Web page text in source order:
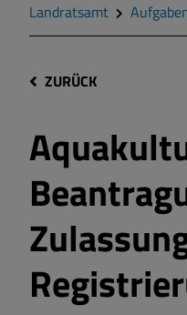
Landratsamt
ZURÜCK